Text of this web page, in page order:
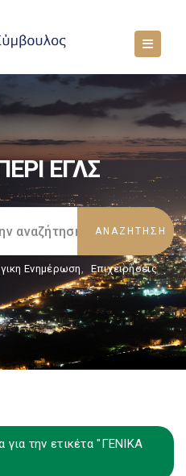
ΕΓΛΣ
Ενημέρωση, Επιχειρήσεις
την ετικέτα "ΓΕΝΙΚΑ